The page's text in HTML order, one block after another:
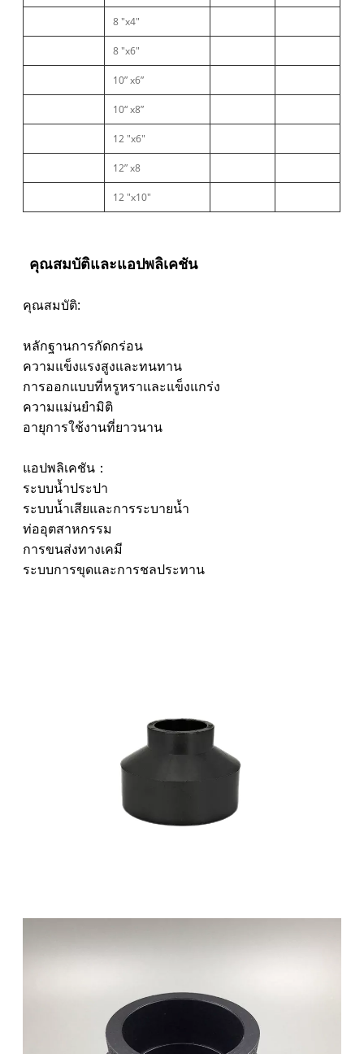
8 "x4"
8 "x6"
10” x6”
10“ x8”
12 "x6"
12” x8
12 "x10"
คุณสมบัติและแอปพลิเคชัน
คุณสมบัติ:
หลักฐานการกัดกร่อน
ความแข็งแรงสูงและทนทาน
การออกแบบที่หรูหราและแข็งแกร่ง
ความแม่นยำมิติ
อายุการใช้งานที่ยาวนาน
แอปพลิเคชัน：
ระบบน้ำประปา
ระบบน้ำเสียและการระบายน้ำ
ท่ออุตสาหกรรม
การขนส่งทางเคมี
ระบบการขุดและการชลประทาน